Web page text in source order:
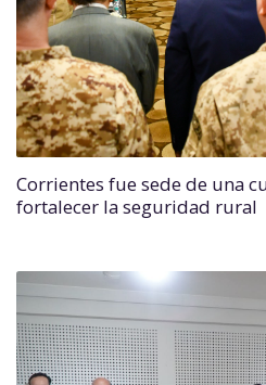
Corrientes fue sede de una
fortalecer la seguridad rural